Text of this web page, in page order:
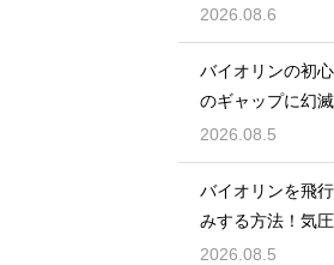
ビを防ぐ対策
2026.08.6
バイオリンの初
のギャップに幻
越える心構え
2026.08.5
バイオリンを飛
みする方法！気
ぐ保管の注意
2026.08.5